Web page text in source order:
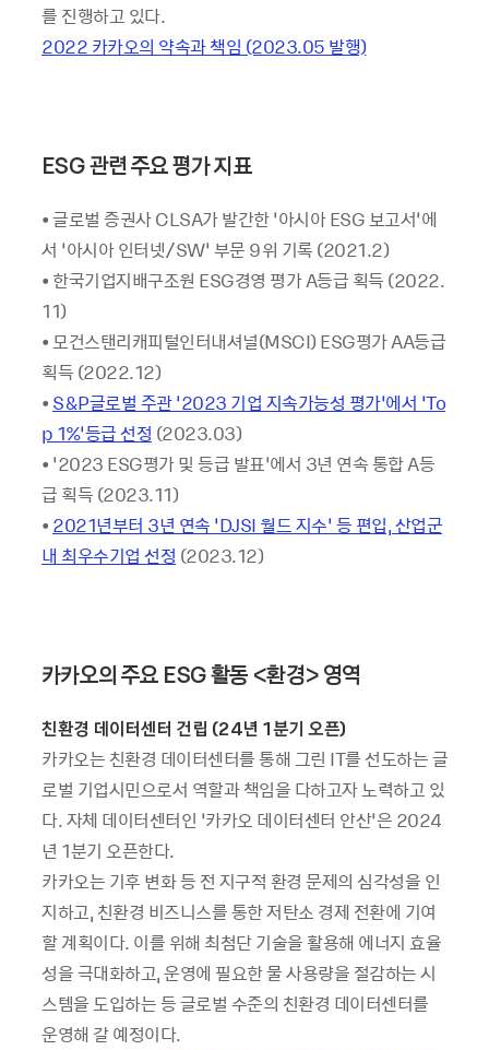
를 진행하고 있다.
2022 카카오의 약속과 책임 (2023.05 발행)
ESG관련 주요 평가 지표
• 글로벌 증권사 CLSA가 발간한 ‘아시아 ESG 보고서’에
서 ‘아시아 인터넷/SW’ 부문 9위 기록 (2021.2)
• 한국기업지배구조원 ESG경영 평가 A등급 획득 (2022.
11)
• 모건스탠리캐피털인터내셔널(MSCI) ESG평가 AA등급
획득 (2022.12)
•S&P글로벌 주관 ‘2023 기업 지속가능성 평가’에서 ‘To
p 1%’등급 선정 (2023.03)
• ‘2023 ESG평가 및 등급 발표’에서 3년 연속 통합 A등
급 획득 (2023.11)
•2021년부터 3년 연속 ‘DJSI 월드 지수’ 등 편입, 산업군
내 최우수기업 선정 (2023.12)
카카오의 주요 ESG활동 <환경> 영역
친환경 데이터센터 건립 (24년 1분기 오픈)
카카오는 친환경 데이터센터를 통해 그린 IT를 선도하는 글
로벌 기업시민으로서 역할과 책임을 다하고자 노력하고 있
다. 자체 데이터센터인 ‘카카오 데이터센터 안산’은 2024
년 1분기 오픈한다.
카카오는 기후 변화 등 전 지구적 환경 문제의 심각성을 인
지하고, 친환경 비즈니스를 통한 저탄소 경제 전환에 기여
할 계획이다. 이를 위해 최첨단 기술을 활용해 에너지 효율
성을 극대화하고, 운영에 필요한 물 사용량을 절감하는 시
스템을 도입하는 등 글로벌 수준의 친환경 데이터센터를
운영해 갈 예정이다.